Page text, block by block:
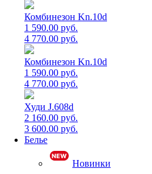
Комбинезон Kn.10d
1 590.00 руб.
4 770.00 руб.
Комбинезон Kn.10d
1 590.00 руб.
4 770.00 руб.
Худи J.608d
2 160.00 руб.
3 600.00 руб.
Белье
Новинки